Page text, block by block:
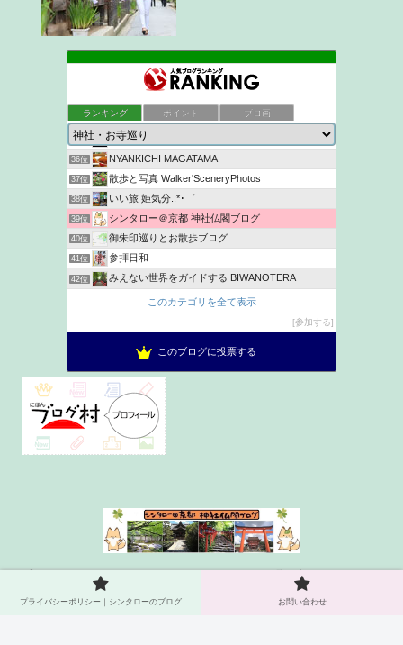
ランキング ポイント ブロ画
Get Lucky
34位 ukokkeiの徒然草2
35位 京都観光なら京都散歩道
36位 NYANKICHI MAGATAMA
37位 散歩と写真 Walker'SceneryPhotos
38位 いい旅 姫気分.:*･゜
39位 シンタロー＠京都 神社仏閣ブログ
40位 御朱印巡りとお散歩ブログ
41位 参拝日和
42位 みえない世界をガイドする BIWANOTERA
とりあえず、ご朱印
神社ヲタク建築士が語る家族円満パワーチャージ神社浴
このカテゴリを全て表示
参加する
このブログに投票する
プライバシーポリシー｜シンタ
ローのブログ
お問い合わせ
プライバシーポリシー｜シンタローのブログ お問い合わせ